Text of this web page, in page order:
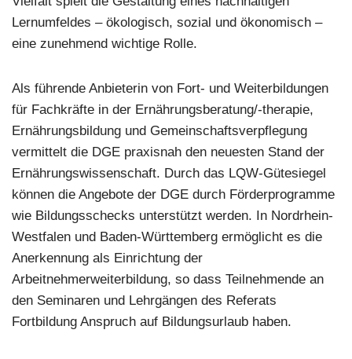
Lernumfeldes – ökologisch, sozial und ökonomisch –
eine zunehmend wichtige Rolle.
Als führende Anbieterin von Fort- und Weiterbildungen
für Fachkräfte in der Ernährungsberatung/-therapie,
Ernährungsbildung und Gemeinschaftsverpflegung
vermittelt die DGE praxisnah den neuesten Stand der
Ernährungswissenschaft. Durch das LQW-Gütesiegel
können die Angebote der DGE durch Förderprogramme
wie Bildungsschecks unterstützt werden. In Nordrhein-
Westfalen und Baden-Württemberg ermöglicht es die
Anerkennung als Einrichtung der
Arbeitnehmerweiterbildung, so dass Teilnehmende an
den Seminaren und Lehrgängen des Referats
Fortbildung Anspruch auf Bildungsurlaub haben.